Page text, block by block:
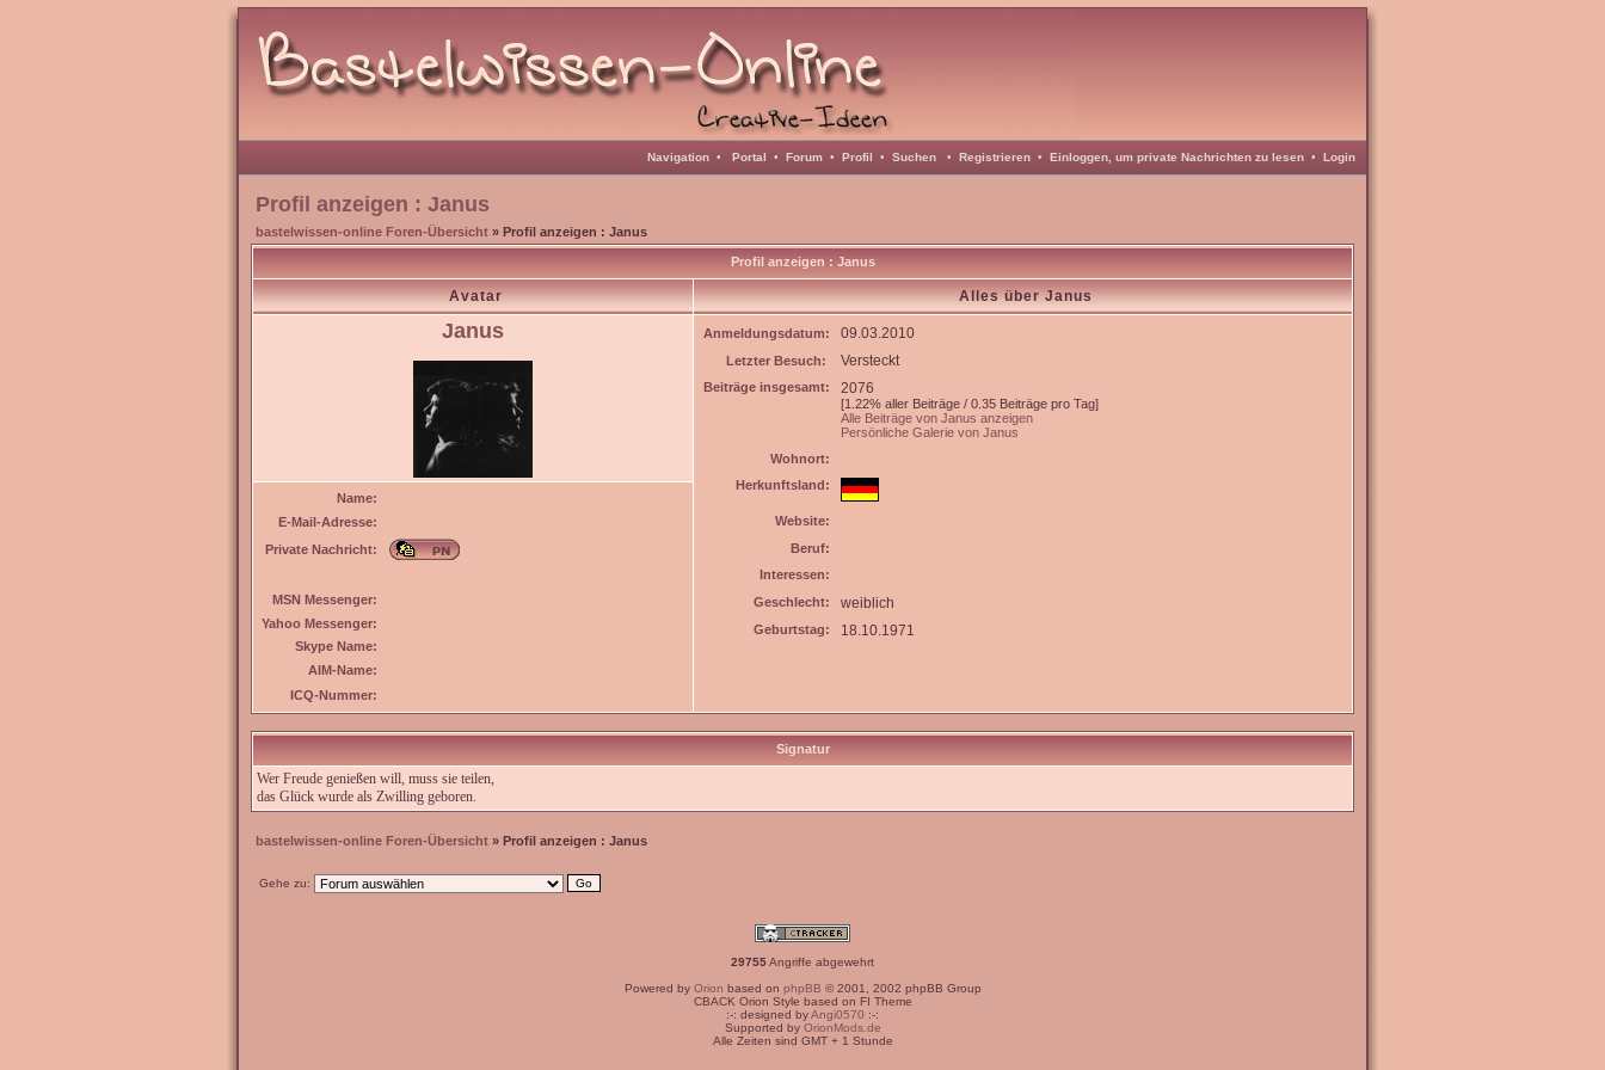
Navigation • Portal • Forum • Profil • Suchen • Registrieren • Einloggen, um private Nachrichten zu lesen • Login
Profil anzeigen : Janus
bastelwissen-online Foren-Übersicht » Profil anzeigen : Janus
Profil anzeigen : Janus
Avatar Alles über Janus
Janus Anmeldungsdatum: 09.03.2010
Letzter Besuch: Versteckt
Beiträge insgesamt: 2076
[1.22% aller Beiträge / 0.35 Beiträge pro Tag]
Alle Beiträge von Janus anzeigen
Persönliche Galerie von Janus
Wohnort:
Herkunftsland:
Website:
Beruf:
Interessen:
Geschlecht:
weiblich
Geburtstag: 18.10.1971
Name:
E-Mail-Adresse:
Private Nachricht:
MSN Messenger:
Yahoo Messenger:
Skype Name:
AIM-Name:
ICQ-Nummer:
Signatur
Wer Freude genießen will, muss sie teilen,
das Glück wurde als Zwilling geboren.
bastelwissen-online Foren-Übersicht » Profil anzeigen : Janus
Gehe zu:
29755Angriffe abgewehrt
Powered by Orion based on phpBB © 2001, 2002 phpBB Group
CBACK Orion Style based on FI Theme
:-: designed byAngi0570 :-:
Supported by OrionMods.de
Alle Zeiten sind GMT + 1 Stunde